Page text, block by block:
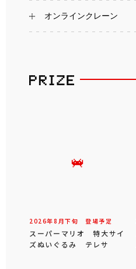
オンラインクレーン
2026年8 月下旬 登場予定
スーパーマリオ 特大サイ
ズぬいぐるみ テレサ